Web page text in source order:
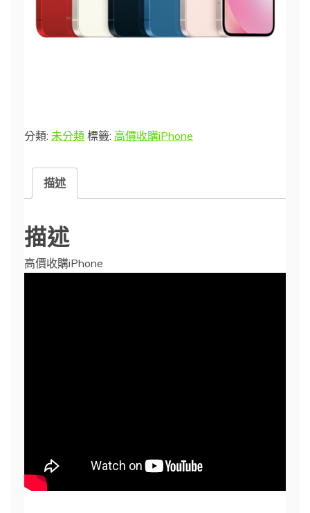
分類: 未分類 標籤: 高價收購iPhone
描述
描述
高價收購iPhone